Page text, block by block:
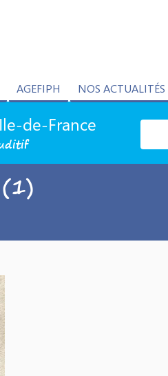
AGEFIPH NOS ACTUALITÉS
de-France